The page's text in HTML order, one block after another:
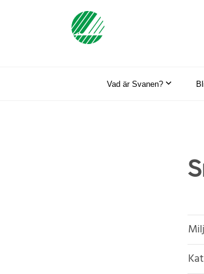
Vad är Svanen?